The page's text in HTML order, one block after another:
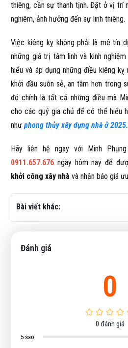
thiêng, cần sự thanh tịnh. Đặt ở vị trí
nghiêm, ảnh hưởng đến sự linh thiêng.
Việc kiêng kỵ không phải là mê tín
những giá trị tâm linh và kinh
hiểu và áp dụng những điều kiêng
khởi đầu suôn sẻ, an tâm hơn trong
đó chính là tất cả những điều mà
cho các quý gia chủ để có thể hiểu
nhưphong thủy xây dựng nhà ở 2025.
Hãy liên hệ ngay với Minh
0911.657.676 ngay hôm nay để
khởi công xây nhà và nhận báo giá
Bài viết khác:
Đánh giá
0
0 đánh giá
5 sao